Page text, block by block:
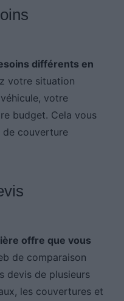
différents en
votre situation
votre
budget. Cela vous
de couverture
offre que vous
de comparaison
devis de plusieurs
les couvertures et